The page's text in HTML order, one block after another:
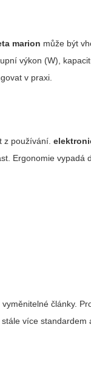
marion může být
výkon (W),
v praxi.
z používání.
Ergonomie vypadá
články.
více standardem